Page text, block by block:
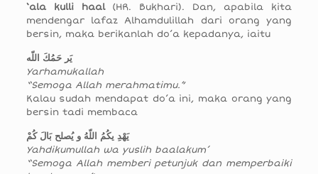
‘ala kulli haal(HR. Bukhari). Dan, apabila kita
mendengar lafaz Alhamdulillah dari orang yang
bersin, maka berikanlah do’a kepadanya, iaitu
يَر حَمُكَ اللّه
Yarhamukallah
“Semoga Allah merahmatimu.”
Kalau sudah mendapat do’a ini, maka orang yang
bersin tadi membaca
يَهْدِ يكُمُ اللّهُ و يُصلح بَالَ كُمْ
Yahdikumullah wa yuslih baalakum’
“Semoga Allah memberi petunjuk dan memperbaiki